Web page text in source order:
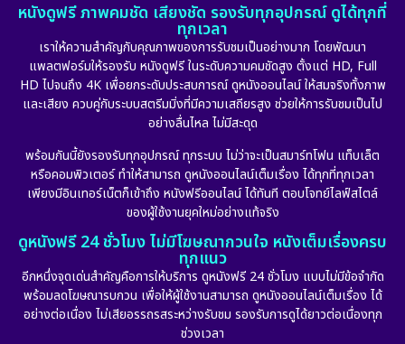
หนังดูฟรี ภาพคมชัด เสียงชัด รองรับทุกอุปกรณ์ ดูได้ทุกที่
ทุกเวลา
เราให้ความสำคัญกับคุณภาพของการรับชมเป็นอย่างมาก โดยพัฒนา
แพลตฟอร์มให้รองรับ หนังดูฟรี ในระดับความคมชัดสูง ตั้งแต่ HD, Full
HD ไปจนถึง 4K เพื่อยกระดับประสบการณ์ ดูหนังออนไลน์ ให้สมจริงทั้งภาพ
และเสียง ควบคู่กับระบบสตรีมมิ่งที่มีความเสถียรสูง ช่วยให้การรับชมเป็นไป
อย่างลื่นไหล ไม่มีสะดุด
พร้อมกันนี้ยังรองรับทุกอุปกรณ์ ทุกระบบ ไม่ว่าจะเป็นสมาร์ทโฟน แท็บเล็ต
หรือคอมพิวเตอร์ ทำให้สามารถ ดูหนังออนไลน์เต็มเรื่อง ได้ทุกที่ทุกเวลา
เพียงมีอินเทอร์เน็ตก็เข้าถึง หนังฟรีออนไลน์ ได้ทันที ตอบโจทย์ไลฟ์สไตล์
ของผู้ใช้งานยุคใหม่อย่างแท้จริง
ดูหนังฟรี 24 ชั่วโมง ไม่มีโฆษณากวนใจ หนังเต็มเรื่องครบ
ทุกแนว
อีกหนึ่งจุดเด่นสำคัญคือการให้บริการ ดูหนังฟรี 24 ชั่วโมง แบบไม่มีข้อจำกัด
พร้อมลดโฆษณารบกวน เพื่อให้ผู้ใช้งานสามารถ ดูหนังออนไลน์เต็มเรื่อง ได้
อย่างต่อเนื่อง ไม่เสียอรรถรสระหว่างรับชม รองรับการดูได้ยาวต่อเนื่องทุก
ช่วงเวลา